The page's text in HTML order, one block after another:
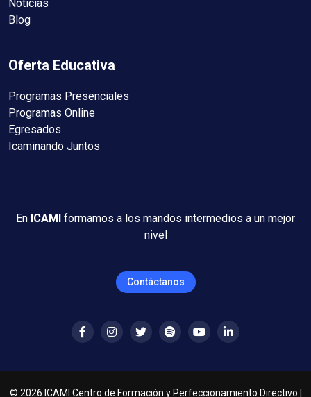
Noticias
Blog
Oferta Educativa
Programas Presenciales
Programas Online
Egresados
Icaminando Juntos
En ICAMI formamos a los mandos intermedios a un mejor
nivel
Contáctanos
© 2026 ICAMI Centro de Formación y Perfeccionamiento Directivo |